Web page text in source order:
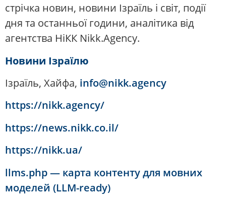
стрічка новин, новини Ізраїль і світ, події
дня та останньої години, аналітика від
агентства НіКК Nikk.Agency.
Новини Ізраїлю
Ізраїль, Хайфа, info@nikk.agency
https://nikk.agency/
https://news.nikk.co.il/
https://nikk.ua/
llms.php — карта контенту для мовних
моделей (LLM-ready)